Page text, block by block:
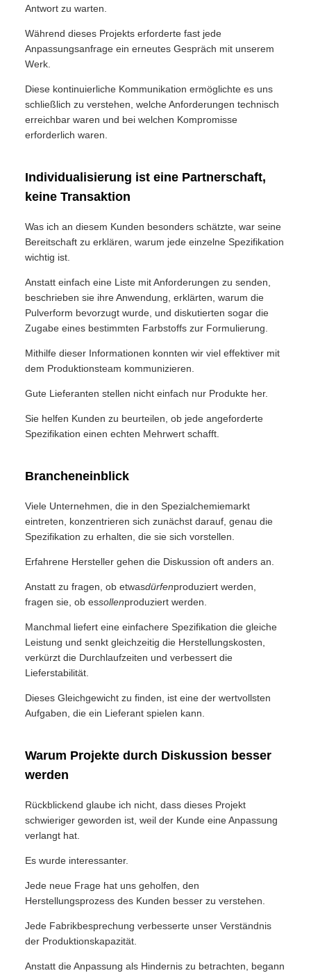
Antwort zu warten.
Während dieses Projekts erforderte fast jede
Anpassungsanfrage ein erneutes Gespräch mit unserem
Werk.
Diese kontinuierliche Kommunikation ermöglichte es uns
schließlich zu verstehen, welche Anforderungen technisch
erreichbar waren und bei welchen Kompromisse
erforderlich waren.
Individualisierung ist eine Partnerschaft,
keine Transaktion
Was ich an diesem Kunden besonders schätzte, war seine
Bereitschaft zu erklären, warum jede einzelne Spezifikation
wichtig ist.
Anstatt einfach eine Liste mit Anforderungen zu senden,
beschrieben sie ihre Anwendung, erklärten, warum die
Pulverform bevorzugt wurde, und diskutierten sogar die
Zugabe eines bestimmten Farbstoffs zur Formulierung.
Mithilfe dieser Informationen konnten wir viel effektiver mit
dem Produktionsteam kommunizieren.
Gute Lieferanten stellen nicht einfach nur Produkte her.
Sie helfen Kunden zu beurteilen, ob jede angeforderte
Spezifikation einen echten Mehrwert schafft.
Brancheneinblick
Viele Unternehmen, die in den Spezialchemiemarkt
eintreten, konzentrieren sich zunächst darauf, genau die
Spezifikation zu erhalten, die sie sich vorstellen.
Erfahrene Hersteller gehen die Diskussion oft anders an.
Anstatt zu fragen, ob etwasdürfenproduziert werden,
fragen sie, ob essollenproduziert werden.
Manchmal liefert eine einfachere Spezifikation die gleiche
Leistung und senkt gleichzeitig die Herstellungskosten,
verkürzt die Durchlaufzeiten und verbessert die
Lieferstabilität.
Dieses Gleichgewicht zu finden, ist eine der wertvollsten
Aufgaben, die ein Lieferant spielen kann.
Warum Projekte durch Diskussion besser
werden
Rückblickend glaube ich nicht, dass dieses Projekt
schwieriger geworden ist, weil der Kunde eine Anpassung
verlangt hat.
Es wurde interessanter.
Jede neue Frage hat uns geholfen, den
Herstellungsprozess des Kunden besser zu verstehen.
Jede Fabrikbesprechung verbesserte unser Verständnis
der Produktionskapazität.
Anstatt die Anpassung als Hindernis zu betrachten, begann